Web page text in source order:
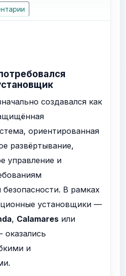
создавался как
ориентированная
развёртывание,
управление и
В рамках
установщики —
, Calamares или
оказались
и